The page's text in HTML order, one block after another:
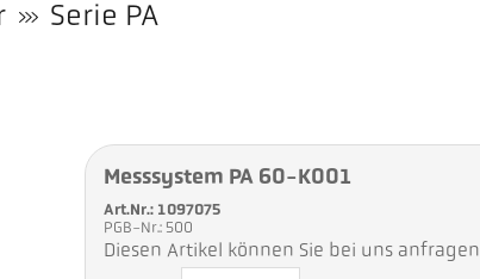
Serie PA
Messsystem PA 60-K001
Art.Nr.: 1097075
PGB-Nr.: 500
Diesen Artikel können Sie bei uns anfragen